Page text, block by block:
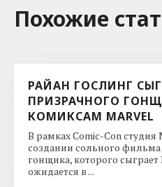
Похожие
РАЙАН ГОСЛИНГ
ПРИЗРАЧНОГО
КОМИКСАМ MARVEL
В рамках Comic-Con студия
создании сольного
гонщика, которого
ожидается в ...